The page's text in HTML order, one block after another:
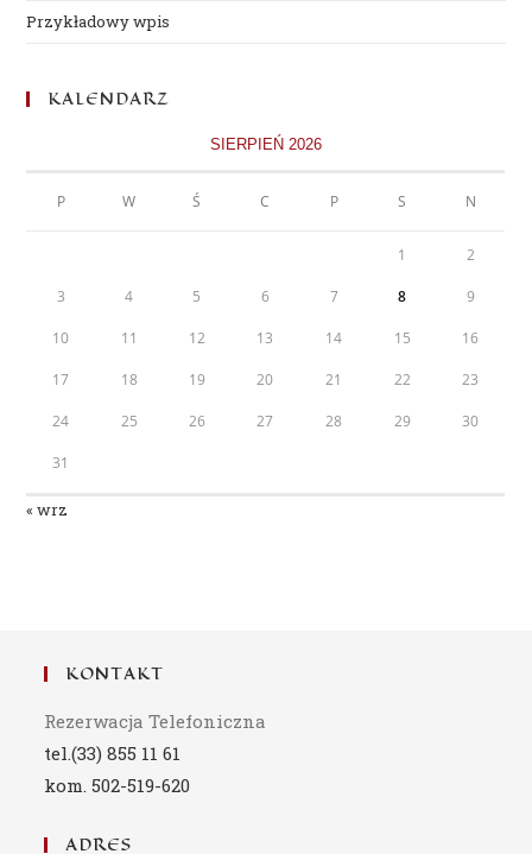
Przykładowy wpis
KALENDARZ
SIERPIEŃ 2026
P W Ś C P S N
1 2
3 4 5 6 7 8 9
10 11 12 13 14 15 16
17 18 19 20 21 22 23
24 25 26 27 28 29 30
31
« wrz
KONTAKT
Rezerwacja Telefoniczna
tel.(33) 855 11 61
kom. 502-519-620
ADRES